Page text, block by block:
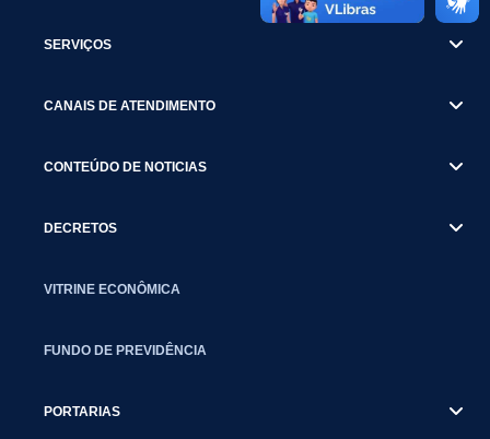
SERVIÇOS
CANAIS DE ATENDIMENTO
CONTEÚDO DE NOTICIAS
DECRETOS
VITRINE ECONÔMICA
FUNDO DE PREVIDÊNCIA
PORTARIAS